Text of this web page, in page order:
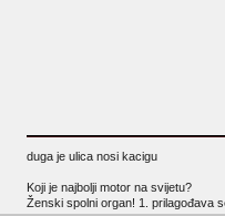
duga je ulica nosi kacigu
Koji je najbolji motor na svijetu?
Ženski spolni organ! 1. prilagođava